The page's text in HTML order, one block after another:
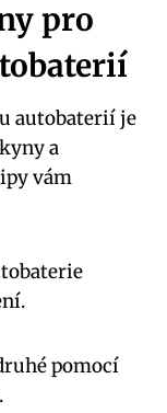
pro
autobaterií je
a
vám
pomocí